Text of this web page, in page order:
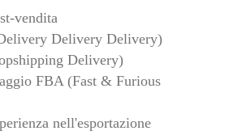
vendita
Delivery Delivery)
Delivery)
FBA (Fast & Furious
nell'esportazione